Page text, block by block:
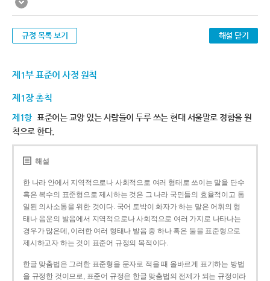
규정 목록 보기 해설 닫기
제1부 표준어 사정 원칙
제1장 총칙
제1항 표준어는 교양 있는 사람들이 두루 쓰는 현대 서울말로 정함을 원
칙으로 한다.
해설
한 나라 안에서 지역적으로나 사회적으로 여러 형태로 쓰이는 말을 단수
혹은 복수의 표준형으로 제시하는 것은 그 나라 국민들의 효율적이고 통
일된 의사소통을 위한 것이다. 국어 토박이 화자가 하는 말은 어휘의 형
태나 음운의 발음에서 지역적으로나 사회적으로 여러 가지로 나타나는
경우가 많은데, 이러한 여러 형태나 발음 중 하나 혹은 둘을 표준형으로
제시하고자 하는 것이 표준어 규정의 목적이다.
한글 맞춤법은 그러한 표준형을 문자로 적을 때 올바르게 표기하는 방법
을 규정한 것이므로, 표준어 규정은 한글 맞춤법의 전제가 되는 규정이라